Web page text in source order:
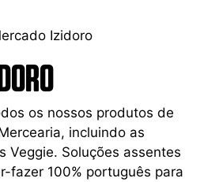
Izidoro
os nossos produtos de
incluindo as
Veggie. Soluções assentes
fazer 100% português para